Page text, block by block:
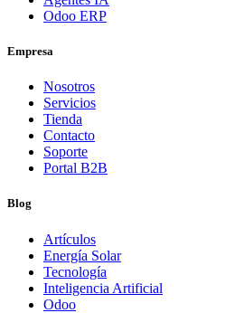
Odoo ERP
Empresa
Nosotros
Servicios
Tienda
Contacto
Soporte
Portal B2B
Blog
Artículos
Energía Solar
Tecnología
Inteligencia Artificial
Odoo